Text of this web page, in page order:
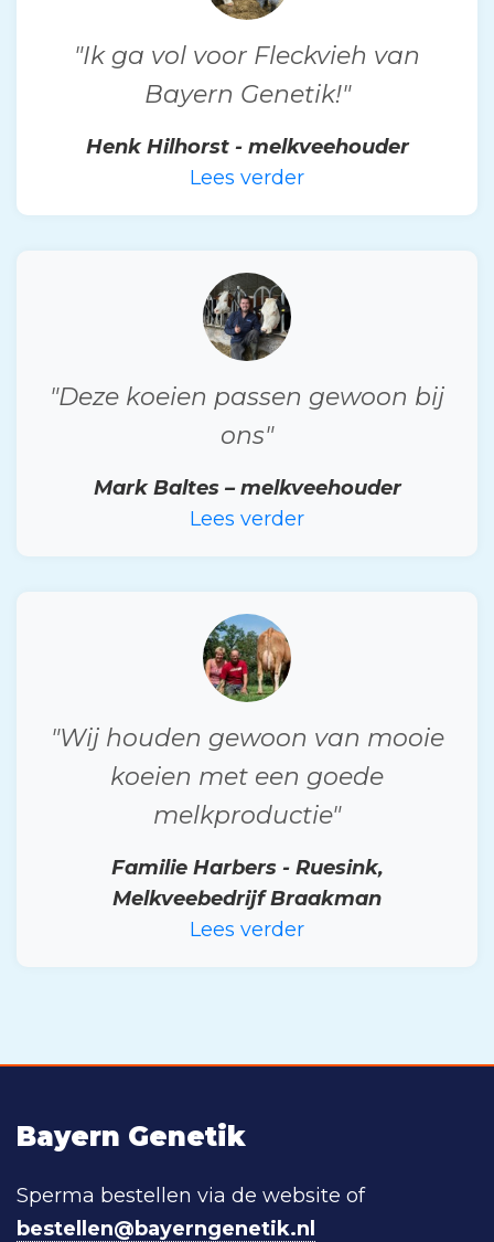
"Ik ga vol voor Fleckvieh van
Bayern Genetik!"
Henk Hilhorst - melkveehouder
Lees verder
"Deze koeien passen gewoon bij
ons"
Mark Baltes – melkveehouder
Lees verder
"Wij houden gewoon van mooie
koeien met een goede
melkproductie"
Familie Harbers - Ruesink,
Melkveebedrijf Braakman
Lees verder
Bayern Genetik
Sperma bestellen via de website of
bestellen@bayerngenetik.nl